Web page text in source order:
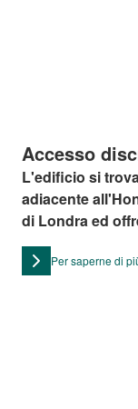
Accesso
numero 24
L'edificio si
adiacente
di Londra ed
uffici creativi e
Per saperne di